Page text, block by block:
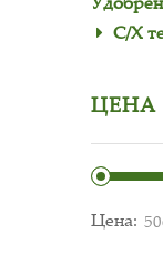
С/Х
ЦЕНА
Цена: